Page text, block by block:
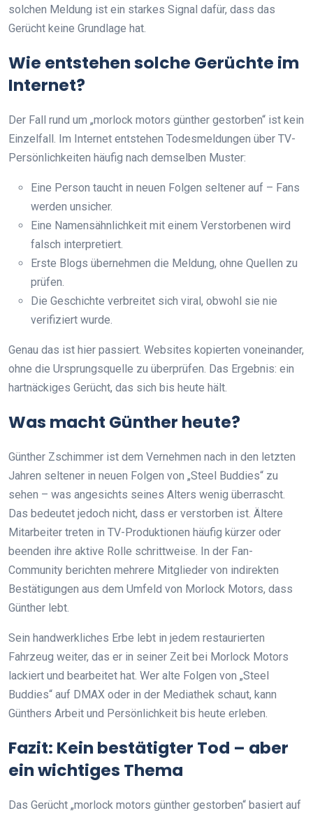
solchen Meldung ist ein starkes Signal dafür, dass das
Gerücht keine Grundlage hat.
Wie entstehen solche Gerüchte im
Internet?
Der Fall rund um „morlock motors günther gestorben“ ist kein
Einzelfall. Im Internet entstehen Todesmeldungen über TV-
Persönlichkeiten häufig nach demselben Muster:
Eine Person taucht in neuen Folgen seltener auf – Fans
werden unsicher.
Eine Namensähnlichkeit mit einem Verstorbenen wird
falsch interpretiert.
Erste Blogs übernehmen die Meldung, ohne Quellen zu
prüfen.
Die Geschichte verbreitet sich viral, obwohl sie nie
verifiziert wurde.
Genau das ist hier passiert. Websites kopierten voneinander,
ohne die Ursprungsquelle zu überprüfen. Das Ergebnis: ein
hartnäckiges Gerücht, das sich bis heute hält.
Was macht Günther heute?
Günther Zschimmer ist dem Vernehmen nach in den letzten
Jahren seltener in neuen Folgen von „Steel Buddies“ zu
sehen – was angesichts seines Alters wenig überrascht.
Das bedeutet jedoch nicht, dass er verstorben ist. Ältere
Mitarbeiter treten in TV-Produktionen häufig kürzer oder
beenden ihre aktive Rolle schrittweise. In der Fan-
Community berichten mehrere Mitglieder von indirekten
Bestätigungen aus dem Umfeld von Morlock Motors, dass
Günther lebt.
Sein handwerkliches Erbe lebt in jedem restaurierten
Fahrzeug weiter, das er in seiner Zeit bei Morlock Motors
lackiert und bearbeitet hat. Wer alte Folgen von „Steel
Buddies“ auf DMAX oder in der Mediathek schaut, kann
Günthers Arbeit und Persönlichkeit bis heute erleben.
Fazit: Kein bestätigter Tod – aber
ein wichtiges Thema
Das Gerücht „morlock motors günther gestorben“ basiert auf